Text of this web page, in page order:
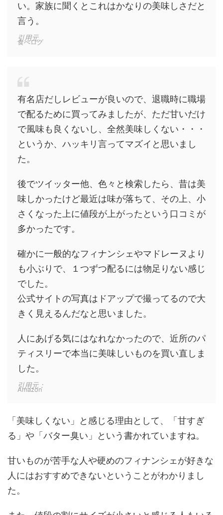
い。家族に聞くとこれはかなりの美味しさだと
言う。
引用元
食べログ
有名店だしレビューが良いので、退職時に職場
で配るために買ってみましたが、ただ甘いだけ
で風味も良くないし、全然美味しくない・・・
というか、ハッキリ言ってマズイと思いまし
た。
後でツイッター他、色々と検索したら、昔は美
味しかったけど最近は味が落ちて、その上、小
さくなった上に値段が上がったという口コミが
多かったです。
確かに一般的なフィナンシェやマドレーヌより
も小ぶりで、１つずつ配るには物足りない感じ
でした。
公式サイトの写真はドアップで撮ってるので大
きく見えるんだなと思いました。
人にあげる気にはなれなかったので、近所のパ
ティスリーで本当に美味しいものを買い直しま
した。
引用元：
Amazon
「美味しくない」と感じる理由として、「甘すぎ
る」や「バター臭い」という書かれていますね。
甘いものが苦手な人や硬めのフィナンシェが好きな
人にはおすすめできないということがわかりまし
た。